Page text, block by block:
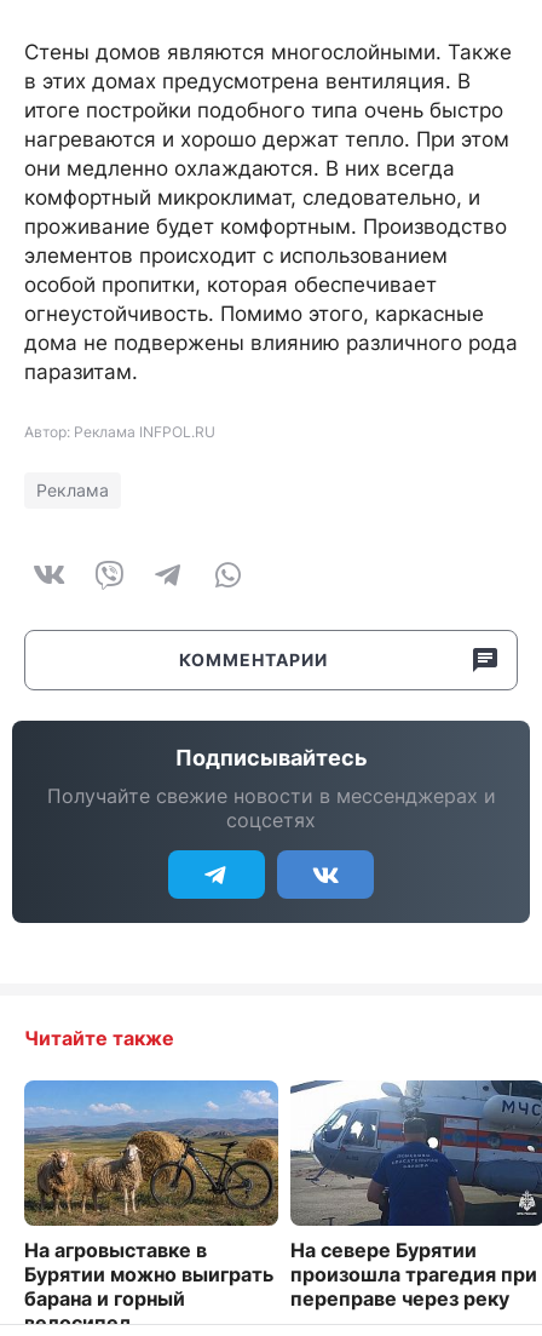
Стены домов являются многослойными. Также
в этих домах предусмотрена вентиляция. В
итоге постройки подобного типа очень быстро
нагреваются и хорошо держат тепло. При этом
они медленно охлаждаются. В них всегда
комфортный микроклимат, следовательно, и
проживание будет комфортным. Производство
элементов происходит с использованием
особой пропитки, которая обеспечивает
огнеустойчивость. Помимо этого, каркасные
дома не подвержены влиянию различного рода
паразитам.
Автор: Реклама INFPOL.RU
Реклама
КОММЕНТАРИИ
Подписывайтесь
Получайте свежие новости в мессенджерах и
соцсетях
Читайте также
На агровыставке в
Бурятии можно выиграть
барана и горный
велосипед
На севере Бурятии
произошла трагедия при
переправе через реку